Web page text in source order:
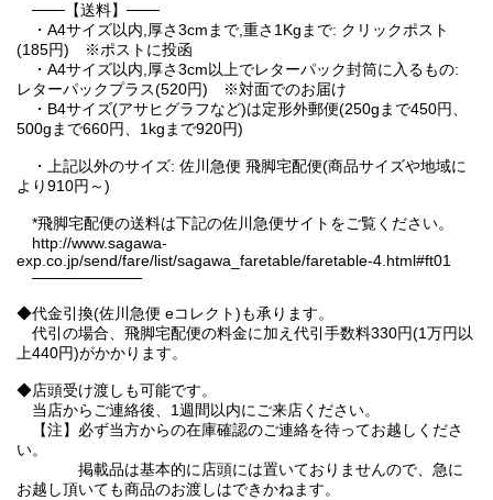
───【送料】───
・A4サイズ以内,厚さ3cmまで,重さ1Kgまで: クリックポスト
(185円) ※ポストに投函
・A4サイズ以内,厚さ3cm以上でレターパック封筒に入るもの:
レターパックプラス(520円) ※対面でのお届け
・B4サイズ(アサヒグラフなど)は定形外郵便(250gまで450円、
500gまで660円、1kgまで920円)
・上記以外のサイズ: 佐川急便 飛脚宅配便(商品サイズや地域に
より910円～)
*飛脚宅配便の送料は下記の佐川急便サイトをご覧ください。
http://www.sagawa-
exp.co.jp/send/fare/list/sagawa_faretable/faretable-4.html#ft01
──────────
◆代金引換(佐川急便 eコレクト)も承ります。
代引の場合、飛脚宅配便の料金に加え代引手数料330円(1万円以
上440円)がかかります。
◆店頭受け渡しも可能です。
当店からご連絡後、1週間以内にご来店ください。
【注】必ず当方からの在庫確認のご連絡を待ってお越しくださ
い。
掲載品は基本的に店頭には置いておりませんので、急に
お越し頂いても商品のお渡しはできかねます。